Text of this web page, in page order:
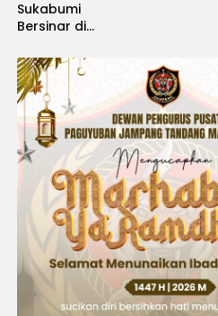
Sukabumi
Bersinar di
Gelar
Bergengsi
Ajang Idol
Kids
International
2026